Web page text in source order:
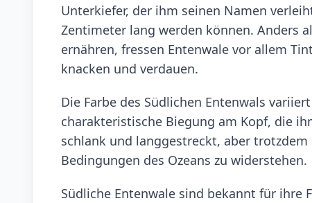
Unterkiefer, der ihm seinen Namen
Zentimeter lang werden können. Anders
ernähren, fressen Entenwale vor allem
knacken und verdauen.
Die Farbe des Südlichen Entenwals
charakteristische Biegung am Kopf, die
schlank und langgestreckt, aber
Bedingungen des Ozeans zu widerstehen.
Südliche Entenwale sind bekannt für ihre